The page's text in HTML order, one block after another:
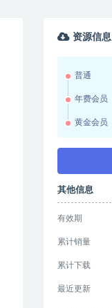
资源信息
普通
年费会员
黄金会员
其他信息
有效期
累计销量
累计下载
最近更新